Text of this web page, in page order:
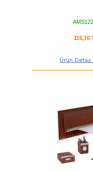
115,70